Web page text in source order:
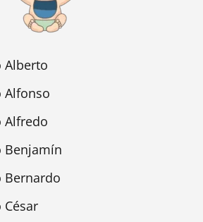
Alberto
Alfonso
Alfredo
Benjamín
Bernardo
César